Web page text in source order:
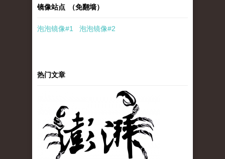
镜像站点 （免翻墙）
泡泡镜像#1 泡泡镜像#2
热门文章